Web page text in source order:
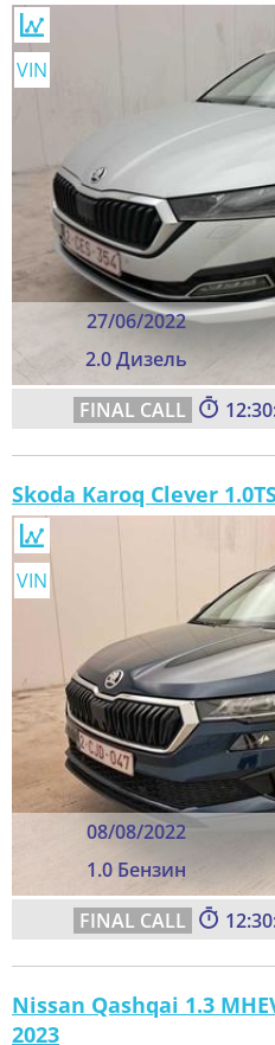
27/06/2022
2.0 Дизель
VIN
Skoda Karoq Clever
08/08/2022
1.0 Бензин
VIN
Nissan Qashqai 1.3
2023